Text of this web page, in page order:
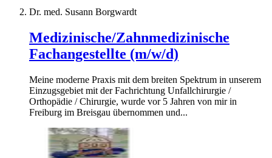
Dr. med. Susann Borgwardt
Medizinische/Zahnmedizinische
Fachangestellte (m/w/d)
Meine moderne Praxis mit dem breiten Spektrum in unserem
Einzugsgebiet mit der Fachrichtung Unfallchirurgie /
Orthopädie / Chirurgie, wurde vor 5 Jahren von mir in
Freiburg im Breisgau übernommen und...